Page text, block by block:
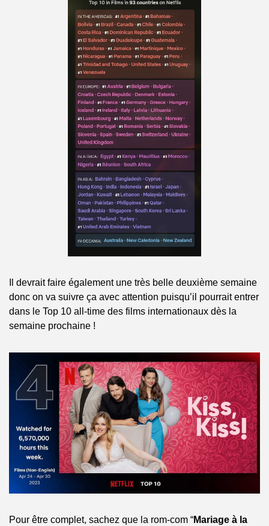
Il devrait faire également une très belle deuxième semaine
donc on va suivre ça avec attention puisqu’il pourrait entrer
dans le Top 10 all-time des films internationaux dès la
semaine prochaine !
Pour être complet, sachez que la rom-com “Mariage à la